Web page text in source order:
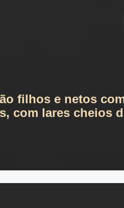
filhos e netos
com lares cheios